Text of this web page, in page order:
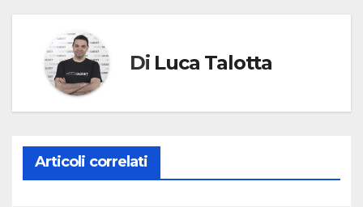
Di Luca Talotta
Articoli correlati